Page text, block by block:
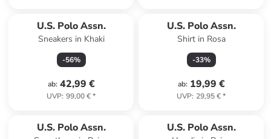
U.S. Polo Assn.
Sneakers in Khaki
-56%
ab: 42,99 €
UVP: 99,00 €*
U.S. Polo Assn.
Shirt in Rosa
-33%
ab: 19,99 €
UVP: 29,95 €*
U.S. Polo Assn. U.S. Polo Assn.